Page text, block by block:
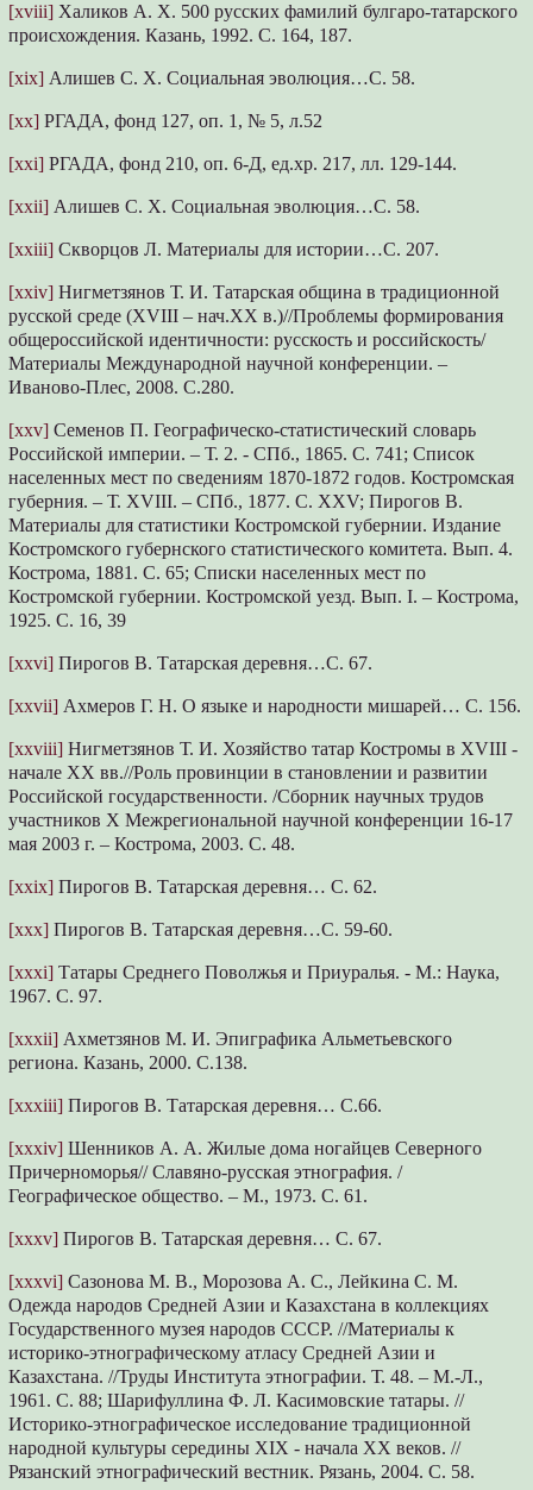
[xviii] Халиков А. Х. 500 русских фамилий булгаро-татарского
происхождения. Казань, 1992. С. 164, 187.
[xix] Алишев С. Х. Социальная эволюция…С. 58.
[xx] РГАДА, фонд 127, оп. 1, № 5, л.52
[xxi] РГАДА, фонд 210, оп. 6-Д, ед.хр. 217, лл. 129-144.
[xxii] Алишев С. Х. Социальная эволюция…С. 58.
[xxiii] Скворцов Л. Материалы для истории…С. 207.
[xxiv] Нигметзянов Т. И. Татарская община в традиционной
русской среде (XVIII – нач.XX в.)//Проблемы формирования
общероссийской идентичности: русскость и российскость/
Материалы Международной научной конференции. –
Иваново-Плес, 2008. С.280.
[xxv] Семенов П. Географическо-статистический словарь
Российской империи. – Т. 2. - СПб., 1865. С. 741; Список
населенных мест по сведениям 1870-1872 годов. Костромская
губерния. – Т. XVIII. – СПб., 1877. С. XXV; Пирогов В.
Материалы для статистики Костромской губернии. Издание
Костромского губернского статистического комитета. Вып. 4.
Кострома, 1881. С. 65; Списки населенных мест по
Костромской губернии. Костромской уезд. Вып. I. – Кострома,
1925. С. 16, 39
[xxvi] Пирогов В. Татарская деревня…С. 67.
[xxvii] Ахмеров Г. Н. О языке и народности мишарей… С. 156.
[xxviii] Нигметзянов Т. И. Хозяйство татар Костромы в XVIII ‑
начале XX вв.//Роль провинции в становлении и развитии
Российской государственности. /Сборник научных трудов
участников X Межрегиональной научной конференции 16-17
мая 2003 г. – Кострома, 2003. С. 48.
[xxix] Пирогов В. Татарская деревня… С. 62.
[xxx] Пирогов В. Татарская деревня…С. 59-60.
[xxxi] Татары Среднего Поволжья и Приуралья. - М.: Наука,
1967. С. 97.
[xxxii] Ахметзянов М. И. Эпиграфика Альметьевского
региона. Казань, 2000. С.138.
[xxxiii] Пирогов В. Татарская деревня… С.66.
[xxxiv] Шенников А. А. Жилые дома ногайцев Северного
Причерноморья// Славяно-русская этнография. /
Географическое общество. – М., 1973. С. 61.
[xxxv] Пирогов В. Татарская деревня… С. 67.
[xxxvi] Сазонова М. В., Морозова А. С., Лейкина С. М.
Одежда народов Средней Азии и Казахстана в коллекциях
Государственного музея народов СССР. //Материалы к
историко-этнографическому атласу Средней Азии и
Казахстана. //Труды Института этнографии. Т. 48. – М.-Л.,
1961. С. 88; Шарифуллина Ф. Л. Касимовские татары. //
Историко-этнографическое исследование традиционной
народной культуры середины XIX - начала XX веков. //
Рязанский этнографический вестник. Рязань, 2004. С. 58.